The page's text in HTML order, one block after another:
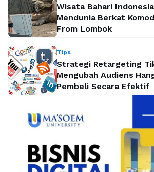
Wisata Bahari
Mendunia Berkat
From Lombok
Tips
Strategi Retargeting
Mengubah Audiens
Pembeli Secara Efektif